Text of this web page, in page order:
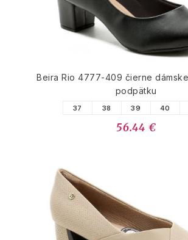
Beira Rio 4777-409 čierne
podpätku
37 38 39 40
56.44 €